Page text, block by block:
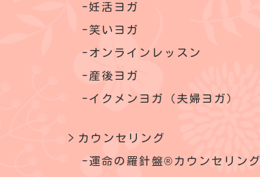
妊活ヨガ
笑いヨガ
オンラインレッスン
産後ヨガ
イクメンヨガ（夫婦ヨガ）
カウンセリング
運命の羅針盤®カウンセリング